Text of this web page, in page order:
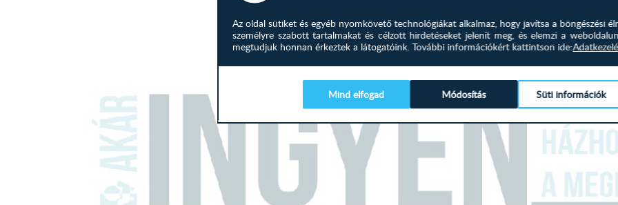
Homok szövet
Méretek:
Külső méret: 320 x 191 x
Fekvőfelület: 128 x 260
Ülőmagasság: 45
Ülőmélység: 62
Teljes magasság: 84 x
Az oldal sütiket és egyéb nyomkövető technológiákat alkalmaz, hogy javítsa a böngészési
személyre szabott tartalmakat és célzott hirdetéseket jelenít meg, és elemzi a
megtudjuk honnan érkeztek a látogatóink. További információkért kattintson ide:
Mind elfogad Módosítás Süti információk